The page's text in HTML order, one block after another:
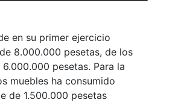
en su primer ejercicio
8.000.000 pesetas, de los
pesetas. Para la
muebles ha consumido
de 1.500.000 pesetas